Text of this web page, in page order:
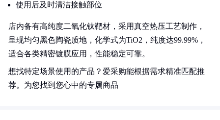
使用后及时清洁接触部位
店内备有高纯度二氧化钛靶材，采用真空热压工艺制作，
呈现均匀黑色陶瓷质地，化学式为TiO2，纯度达99.99%，
适合各类精密镀膜应用，性能稳定可靠。
想找特定场景使用的产品？爱采购能根据需求精准匹配推
荐。为您找到您心中的专属商品